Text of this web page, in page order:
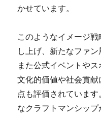
かせています。
このようなイメージ
し上げ、新たなファン
また公式イベントや
文化的価値や社会貢
点も評価されていま
なクラフトマンシッ